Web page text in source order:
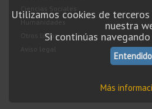
Utilizamos cookies de
nuestra
Si continúas
Entendido
Más
Ciencias Sociales
Humanidades
Otros libros
Aviso legal